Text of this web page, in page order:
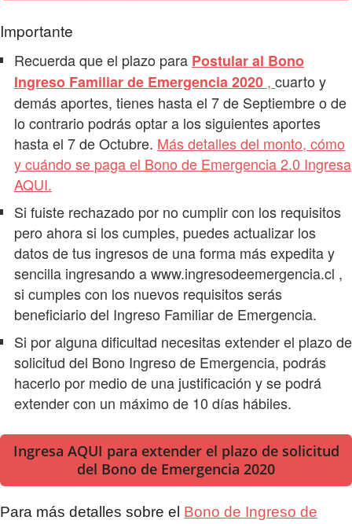
Importante
Recuerda que el plazo para Postular al Bono
Ingreso Familiar de Emergencia 2020 , cuarto y
demás aportes, tienes hasta el 7 de Septiembre o de
lo contrario podrás optar a los siguientes aportes
hasta el 7 de Octubre. Más detalles del monto, cómo
y cuándo se paga el Bono de Emergencia 2.0 Ingresa
AQUI.
Si fuiste rechazado por no cumplir con los requisitos
pero ahora si los cumples, puedes actualizar los
datos de tus ingresos de una forma más expedita y
sencilla ingresando a www.ingresodeemergencia.cl ,
si cumples con los nuevos requisitos serás
beneficiario del Ingreso Familiar de Emergencia.
Si por alguna dificultad necesitas extender el plazo de
solicitud del Bono Ingreso de Emergencia, podrás
hacerlo por medio de una justificación y se podrá
extender con un máximo de 10 días hábiles.
Ingresa AQUI para extender el plazo de solicitud
del Bono de Emergencia 2020
Para más detalles sobre el Bono de Ingreso de